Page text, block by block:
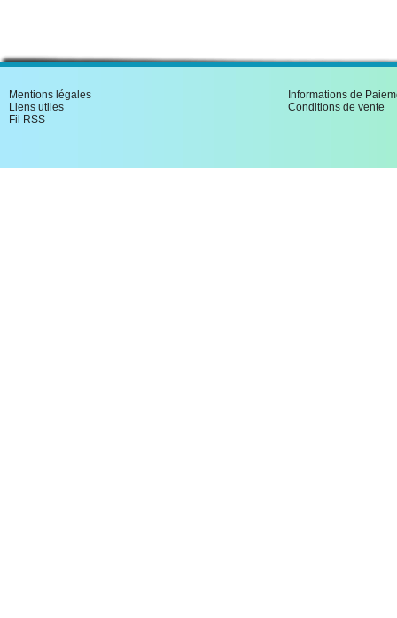
Mentions légales
Liens utiles
Fil RSS
Informations de
Conditions de vente